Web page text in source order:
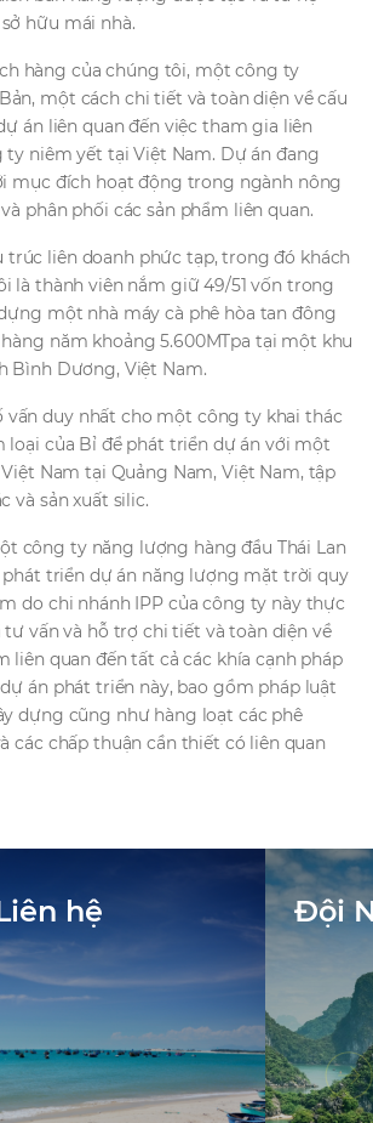
hữu mái nhà.
hàng của chúng tôi, một công ty
một cách chi tiết và toàn diện về cấu
án liên quan đến việc tham gia liên
ty niêm yết tại Việt Nam. Dự án đang
mục đích hoạt động trong ngành nông
phân phối các sản phẩm liên quan.
trúc liên doanh phức tạp, trong đó khách
là thành viên nắm giữ 49/51 vốn trong
một nhà máy cà phê hòa tan đông
năm khoảng 5.600MTpa tại một khu
Bình Dương, Việt Nam.
duy nhất cho một công ty khai thác
loại của Bỉ để phát triển dự án với một
Nam tại Quảng Nam, Việt Nam, tập
và sản xuất silic.
công ty năng lượng hàng đầu Thái Lan
phát triển dự án năng lượng mặt trời quy
do chi nhánh IPP của công ty này thực
tư vấn và hỗ trợ chi tiết và toàn diện về
liên quan đến tất cả các khía cạnh pháp
án phát triển này, bao gồm pháp luật
dựng cũng như hàng loạt các phê
các chấp thuận cần thiết có liên quan
hệ Đội